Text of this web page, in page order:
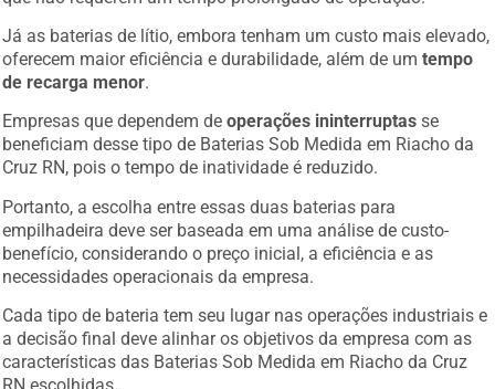
Já as baterias de lítio, embora tenham um custo mais elevado,
oferecem maior eficiência e durabilidade, além de umtempo
de recarga menor
Empresas que dependem de operações ininterruptas se
beneficiam desse tipo de Baterias Sob Medida em Riacho da
Cruz RN, pois o tempo de inatividade é reduzido.
Portanto, a escolha entre essas duas baterias para
empilhadeira deve ser baseada em uma análise de custo-
benefício, considerando o preço inicial, a eficiência e as
necessidades operacionais da empresa.
Cada tipo de bateria tem seu lugar nas operações industriais e
a decisão final deve alinhar os objetivos da empresa com as
características das Baterias Sob Medida em Riacho da Cruz
RN escolhidas.